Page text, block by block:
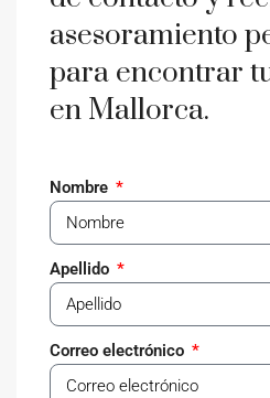
asesoramiento
para encontrar
en Mallorca.
Nombre
Apellido
Correo electrónico